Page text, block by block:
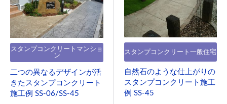
スタンプコンクリートマンショ
ン
二つの異なるデザインが活
きたスタンプコンクリート
施工例 SS-06/SS-45
スタンプコンクリート一般住宅
自然石のような仕上がりの
スタンプコンクリート施工
例 SS-45